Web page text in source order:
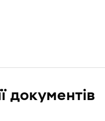
документів